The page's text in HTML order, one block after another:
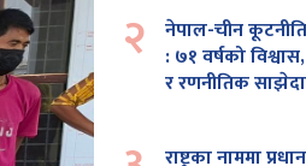
२
नेपाल-चीन
: ७१ वर्षको
र रणनीतिक
राष्ट्रका नाममा